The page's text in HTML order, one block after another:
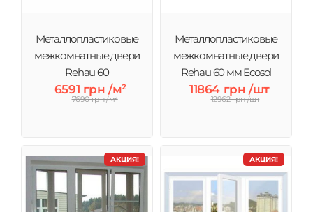
Металлопластиковые
межкомнатные двери
Rehau 60
6591 грн /м²
7690 грн /м²
Металлопластиковые
межкомнатные двери
Rehau 60 мм Ecosol
11864 грн /шт
12962 грн /шт
АКЦИЯ! АКЦИЯ!